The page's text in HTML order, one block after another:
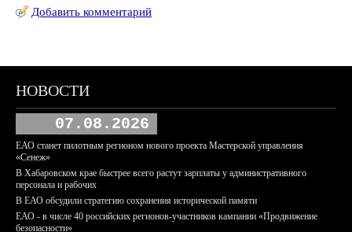
Добавить комментарий
НОВОСТИ
07.08.2026
ЕАО станет пилотным регионом нового проекта Мастерской управления
«Сенеж»
В Хабаровском крае быстрее всего растут зарплаты у административного
персонала и рабочих
В ЕАО обсудили стратегию сохранения исторической памяти
ЕАО - в числе 40 российских регионов-участников кампании «Продвижение
безопасности»